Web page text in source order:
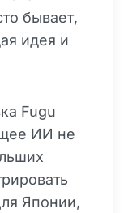
бывает,
идея и
Fugu
ИИ не
Японии,